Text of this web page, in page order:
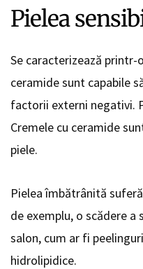
Pielea
Se caracterizează
ceramide sunt capabile
factorii externi negativi.
Cremele cu ceramide
piele.
Pielea îmbătrânită
de exemplu, o scădere
salon, cum ar fi
hidrolipidice.